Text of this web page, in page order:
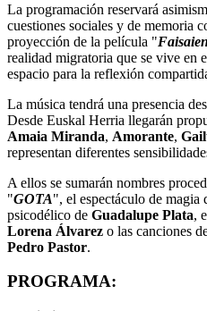
La programación reservará
cuestiones sociales y de memoria
proyección de la película "
realidad migratoria que se vive en
espacio para la reflexión
La música tendrá una presencia
Desde Euskal Herria llegarán
Amaia Miranda, Amorante,
representan diferentes
A ellos se sumarán nombres
"GOTA", el espectáculo de
psicodélico de Guadalupe Plata,
Lorena Álvarez o las canciones
Pedro Pastor.
PROGRAMA: